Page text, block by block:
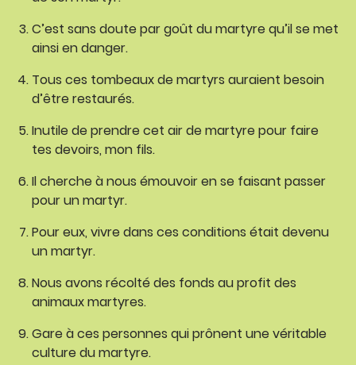
C’est sans doute par goût du martyre qu’il se met
ainsi en danger.
Tous ces tombeaux de martyrs auraient besoin
d’être restaurés.
Inutile de prendre cet air de martyre pour faire
tes devoirs, mon fils.
Il cherche à nous émouvoir en se faisant passer
pour un martyr.
Pour eux, vivre dans ces conditions était devenu
un martyr.
Nous avons récolté des fonds au profit des
animaux martyres.
Gare à ces personnes qui prônent une véritable
culture du martyre.